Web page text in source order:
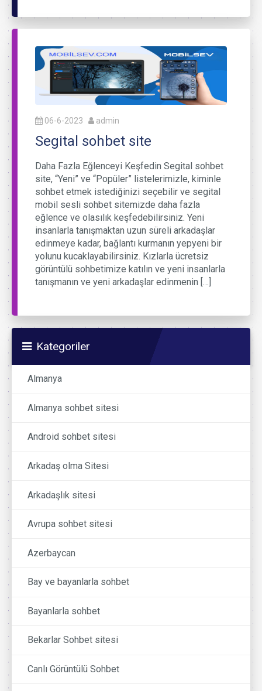
06-6-2023 admin
Segital sohbet site
Daha Fazla Eğlenceyi Keşfedin Segital sohbet
site, “Yeni” ve “Popüler” listelerimizle, kiminle
sohbet etmek istediğinizi seçebilir ve segital
mobil sesli sohbet sitemizde daha fazla
eğlence ve olasılık keşfedebilirsiniz. Yeni
insanlarla tanışmaktan uzun süreli arkadaşlar
edinmeye kadar, bağlantı kurmanın yepyeni bir
yolunu kucaklayabilirsiniz. Kızlarla ücretsiz
görüntülü sohbetimize katılın ve yeni insanlarla
tanışmanın ve yeni arkadaşlar edinmenin […]
Kategoriler
Almanya
Almanya sohbet sitesi
Android sohbet sitesi
Arkadaş olma Sitesi
Arkadaşlık sitesi
Avrupa sohbet sitesi
Azerbaycan
Bay ve bayanlarla sohbet
Bayanlarla sohbet
Bekarlar Sohbet sitesi
Canlı Görüntülü Sohbet